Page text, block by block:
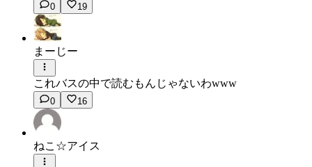
0 19
まーじー
これバスの中で読むもんじゃないわwww
0 16
ねこ☆アイス